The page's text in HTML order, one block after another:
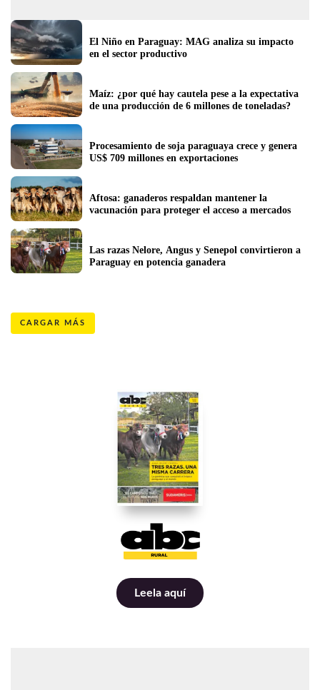
El Niño en Paraguay: MAG analiza su impacto
en el sector productivo
Maíz: ¿por qué hay cautela pese a la expectativa
de una producción de 6 millones de toneladas?
Procesamiento de soja paraguaya crece y genera
US$ 709 millones en exportaciones
Aftosa: ganaderos respaldan mantener la
vacunación para proteger el acceso a mercados
Las razas Nelore, Angus y Senepol convirtieron a
Paraguay en potencia ganadera
CARGAR MÁS
Leela aquí